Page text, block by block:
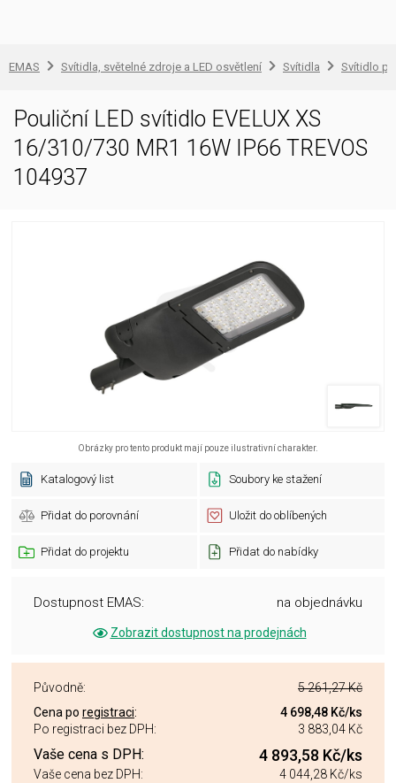
EMAS Svítidla, světelné zdroje a LED osvětlení Svítidla Svítidlo
Pouliční LED svítidlo EVELUX XS
16/310/730 MR1 16W IP66 TREVOS
104937
Obrázky pro tento produkt mají pouze ilustrativní charakter.
Katalogový list Soubory ke stažení
Přidat do porovnání Uložit do oblíbených
Přidat do projektu Přidat do nabídky
Dostupnost EMAS: na objednávku
Zobrazit dostupnost na prodejnách
Původně:
5 261,27 Kč
Cena po registraci: 4 698,48 Kč/ks
Po registraci bez DPH:
3 883,04 Kč
Vaše cena s DPH: 4 893,58 Kč/ks
Vaše cena bez DPH: 4 044,28 Kč/ks